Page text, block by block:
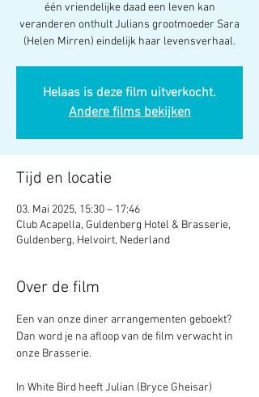
één vriendelijke daad een leven kan
veranderen onthult Julians grootmoeder Sara
(Helen Mirren) eindelijk haar levensverhaal.
Helaas is deze film uitverkocht.
Andere films bekijken
Tijd en locatie
03. Mai 2025, 15:30 – 17:46
Club Acapella, Guldenberg Hotel & Brasserie,
Guldenberg, Helvoirt, Nederland
Over de film
Een van onze diner arrangementen geboekt?
Dan word je na afloop van de film verwacht in
onze Brasserie.
In White Bird heeft Julian (Bryce Gheisar)